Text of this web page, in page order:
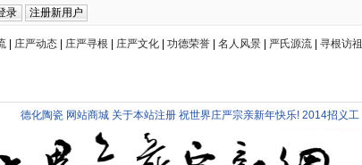
庄严动态 庄严寻根 庄严文化 功德荣誉 名人风景 严氏源流 寻根访祖
德化陶瓷 网站商城 关于本站注册 祝世界庄严宗亲新年快乐! 2014招义工